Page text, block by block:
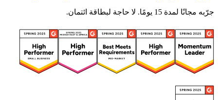
جرّبه مجانًا لمدة 15 يومًا. لا حاجة لبطاقة ائتمان.